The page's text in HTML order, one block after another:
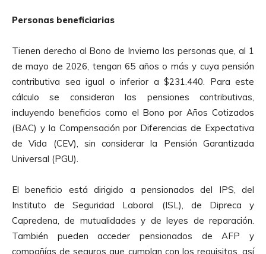
Personas beneficiarias
Tienen derecho al Bono de Invierno las personas que, al 1
de mayo de 2026, tengan 65 años o más y cuya pensión
contributiva sea igual o inferior a $231.440. Para este
cálculo se consideran las pensiones contributivas,
incluyendo beneficios como el Bono por Años Cotizados
(BAC) y la Compensación por Diferencias de Expectativa
de Vida (CEV), sin considerar la Pensión Garantizada
Universal (PGU).
El beneficio está dirigido a pensionados del IPS, del
Instituto de Seguridad Laboral (ISL), de Dipreca y
Capredena, de mutualidades y de leyes de reparación.
También pueden acceder pensionados de AFP y
compañías de seguros que cumplan con los requisitos, así